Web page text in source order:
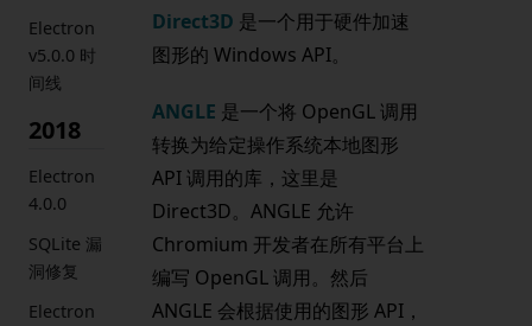
Electron
v5.0.0 时
间线
2018
Electron
4.0.0
SQLite 漏
洞修复
Electron
Direct3D 是一个用于硬件加速
图形的 Windows API。
ANGLE 是一个将 OpenGL 调用
转换为给定操作系统本地图形
API 调用的库，这里是
Direct3D。ANGLE 允许
Chromium 开发者在所有平台上
编写 OpenGL 调用。然后
ANGLE 会根据使用的图形 API，